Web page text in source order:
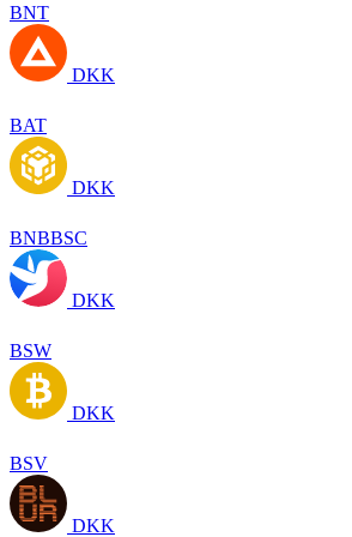
BNT
DKK
BAT
DKK
BNBBSC
DKK
BSW
DKK
BSV
DKK